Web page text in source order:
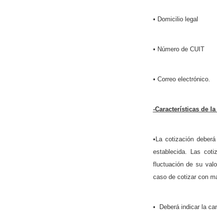
• Domicilio legal
• Número de CUIT
• Correo electrónico.
-Características de
•La cotización
establecida. Las
fluctuación de su
caso de cotizar con
• Deberá indicar la